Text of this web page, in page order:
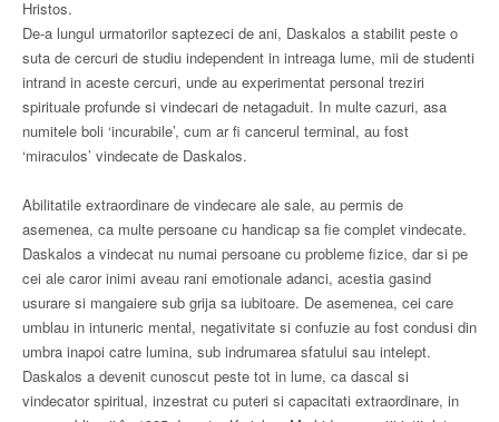
Hristos.
De-a lungul urmatorilor saptezeci de ani, Daskalos a stabilit peste o
suta de cercuri de studiu independent in intreaga lume, mii de studenti
intrand in aceste cercuri, unde au experimentat personal treziri
spirituale profunde si vindecari de netagaduit. In multe cazuri, asa
numitele boli ‘incurabile’, cum ar fi cancerul terminal, au fost
‘miraculos’ vindecate de Daskalos.
Abilitatile extraordinare de vindecare ale sale, au permis de
asemenea, ca multe persoane cu handicap sa fie complet vindecate.
Daskalos a vindecat nu numai persoane cu probleme fizice, dar si pe
cei ale caror inimi aveau rani emotionale adanci, acestia gasind
usurare si mangaiere sub grija sa iubitoare. De asemenea, cei care
umblau in intuneric mental, negativitate si confuzie au fost condusi din
umbra inapoi catre lumina, sub indrumarea sfatului sau intelept.
Daskalos a devenit cunoscut peste tot in lume, ca dascal si
vindecator spiritual, inzestrat cu puteri si capacitati extraordinare, in